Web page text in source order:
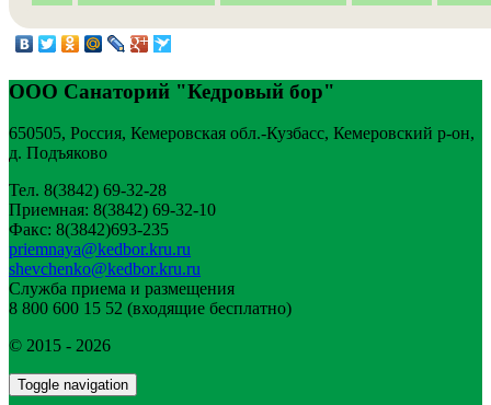
ООО Санаторий "Кедровый бор"
650505, Россия, Кемеровская обл.-Кузбасс, Кемеровский р-он,
д. Подъяково
Тел. 8(3842) 69-32-28
Приемная: 8(3842) 69-32-10
Факс: 8(3842)693-235
priemnaya@kedbor.kru.ru
shevchenko@kedbor.kru.ru
Служба приема и размещения
8 800 600 15 52 (входящие бесплатно)
© 2015 - 2026
Toggle navigation